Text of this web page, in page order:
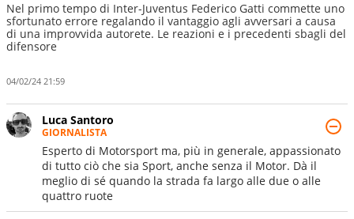
Nel primo tempo di Inter-Juventus Federico Gatti commette uno
sfortunato errore regalando il vantaggio agli avversari a causa
di una improvvida autorete. Le reazioni e i precedenti sbagli del
difensore
04/02/24 21:59
Luca Santoro
GIORNALISTA
Esperto di Motorsport ma, più in generale, appassionato
di tutto ciò che sia Sport, anche senza il Motor. Dà il
meglio di sé quando la strada fa largo alle due o alle
quattro ruote